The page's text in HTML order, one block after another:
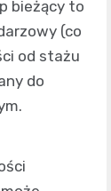
bieżący to
(co
od stażu
do